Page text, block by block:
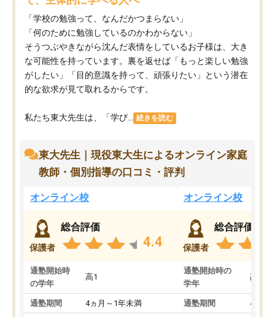
「学校の勉強って、なんだかつまらない」
「何のために勉強しているのかわからない」
そうつぶやきながら沈んだ表情をしているお子様は、大き
な可能性を持っています。裏を返せば「もっと楽しい勉強
がしたい」「目的意識を持って、頑張りたい」という潜在
的な欲求が見て取れるからです。
私たち東大先生は、「学び... 続きを読む
東大先生｜現役東大生によるオンライン家庭
教師・個別指導の口コミ・評判
オンライン校
保護者
総合評価
4.4
通塾開始時
の学年
高1
通塾期間 4ヵ月～1年未満
オンライン校
保護者
総合評価
通塾開始時の
学年
高3
通塾期間 4ヵ月